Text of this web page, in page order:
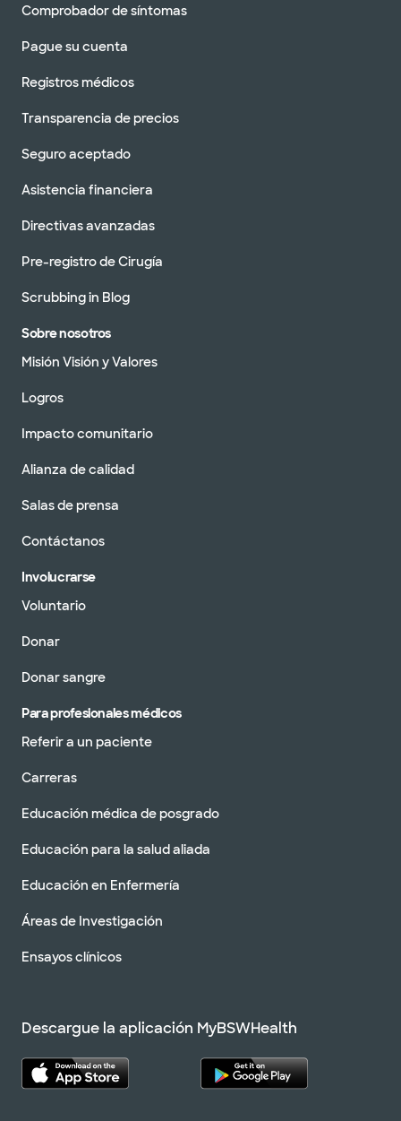
Comprobador de síntomas
Pague su cuenta
Registros médicos
Transparencia de precios
Seguro aceptado
Asistencia financiera
Directivas avanzadas
Pre-registro de Cirugía
Scrubbing in Blog
Sobre nosotros
Misión Visión y Valores
Logros
Impacto comunitario
Alianza de calidad
Salas de prensa
Contáctanos
Involucrarse
Voluntario
Donar
Donar sangre
Para profesionales médicos
Referir a un paciente
Carreras
Educación médica de posgrado
Educación para la salud aliada
Educación en Enfermería
Áreas de Investigación
Ensayos clínicos
Descargue la aplicación MyBSWHealth